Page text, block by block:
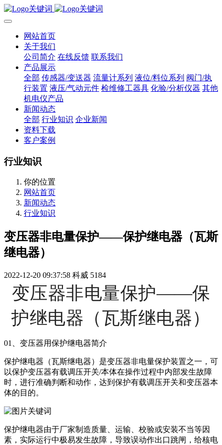
网站首页
关于我们
公司简介 在线反馈 联系我们
产品展示
全部 传感器/变送器 流量计系列 液位/料位系列 阀门/执
行装置 液压/气动元件 检维修工器具 化验/分析仪器 其他
机电仪产品
新闻动态
全部 行业知识 企业新闻
资料下载
客户案例
行业知识
你的位置
网站首页
新闻动态
行业知识
变压器非电量保护——保护继电器（瓦斯
继电器）
2022-12-20 09:37:58 科威 5184
变压器非电量保护——保
护继电器（瓦斯继电器）
01、变压器用保护继电器简介
保护继电器（瓦斯继电器）是变压器非电量保护装置之一，可
以保护变压器有载调压开关/本体在操作过程中内部发生故障
时，进行准确判断和动作，达到保护有载调压开关和变压器本
体的目的。
保护继电器由于厂家制造质量、运输、校验或安装不当等因
素，实际运行中极易发生故障，导致误动作出口跳闸，给核电